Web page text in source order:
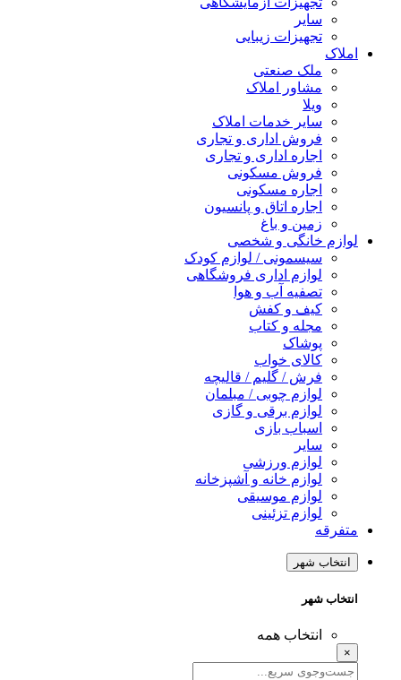
سایر
تجهیزات زیبایی
املاک
ملک صنعتی
مشاور املاک
ویلا
سایر خدمات املاک
فروش اداری و تجاری
اجاره اداری و تجاری
فروش مسکونی
اجاره مسکونی
اجاره اتاق و پانسیون
زمین و باغ
لوازم خانگی و شخصی
سیسمونی / لوازم کودک
لوازم اداری فروشگاهی
تصفیه آب و هوا
کیف و کفش
مجله و کتاب
پوشاک
کالای خواب
فرش / گلیم / قالیچه
لوازم چوبی / مبلمان
لوازم برقی و گازی
اسباب بازی
سایر
لوازم ورزشی
لوازم خانه و آشپزخانه
لوازم موسیقی
لوازم تزئینی
متفرقه
انتخاب شهر
انتخاب شهر
انتخاب همه